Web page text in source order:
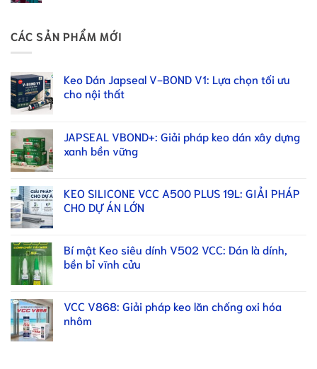
CÁC SẢN PHẨM MỚI
Keo Dán Japseal V-BOND V1: Lựa chọn tối ưu
cho nội thất
JAPSEAL VBOND+: Giải pháp keo dán xây dựng
xanh bền vững
KEO SILICONE VCC A500 PLUS 19L: GIẢI PHÁP
CHO DỰ ÁN LỚN
Bí mật Keo siêu dính V502 VCC: Dán là dính,
bền bỉ vĩnh cửu
VCC V868: Giải pháp keo lăn chống oxi hóa
nhôm